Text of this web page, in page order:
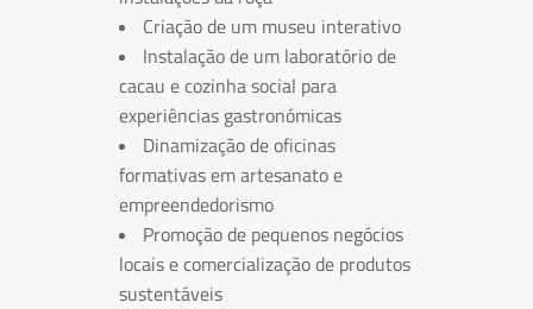
Criação de um museu interativo
Instalação de um laboratório de
cacau e cozinha social para
experiências gastronómicas
Dinamização de oficinas
formativas em artesanato e
empreendedorismo
Promoção de pequenos negócios
locais e comercialização de produtos
sustentáveis